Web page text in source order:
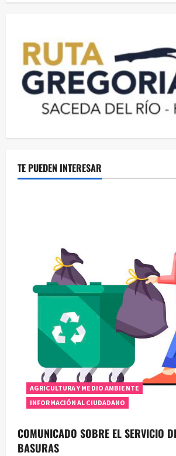
TE PUEDEN INTERESAR
AGRICULTURA Y MEDIO AMBIENTE
INFORMACIÓN AL CIUDADANO
COMUNICADO SOBRE EL SERVICIO
BASURAS